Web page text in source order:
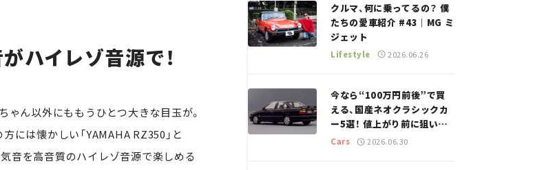
ハイレゾ音源で！
ん以外にももうひとつ大きな目玉が。
には懐かしい「YAMAHA RZ350」と
音を高音質のハイレゾ音源で楽しめる
クルマ、何に乗ってるの？ 僕
たちの愛車紹介 #43｜MG ミ
ジェット
Lifestyle 2026.06.26
今なら“100万円前後”で買
える、国産ネオクラシックカ
ー5選！ 値上がり前に狙いた
い、中古車探しをお手伝い――ち
Cars 2026.06.30